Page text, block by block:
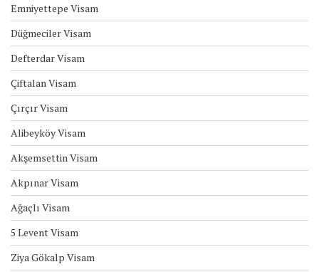
Emniyettepe Visam
Düğmeciler Visam
Defterdar Visam
Çiftalan Visam
Çırçır Visam
Alibeyköy Visam
Akşemsettin Visam
Akpınar Visam
Ağaçlı Visam
5 Levent Visam
Ziya Gökalp Visam